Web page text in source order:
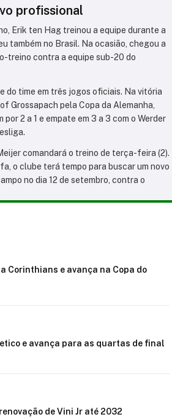
profissional
Erik ten Hag treinou a equipe durante a
também no Brasil. Na ocasião, chegou a
treino contra a equipe sub-20 do
do time em três jogos oficiais. Na vitória
Grossapach pela Copa da Alemanha,
2 a 1 e empate em 3 a 3 com o Werder
comandará o treino de terça-feira (2).
o clube terá tempo para buscar um novo
no dia 12 de setembro, contra o
Corinthians e avança na Copa do
e avança para as quartas de final
de Vini Jr até 2032